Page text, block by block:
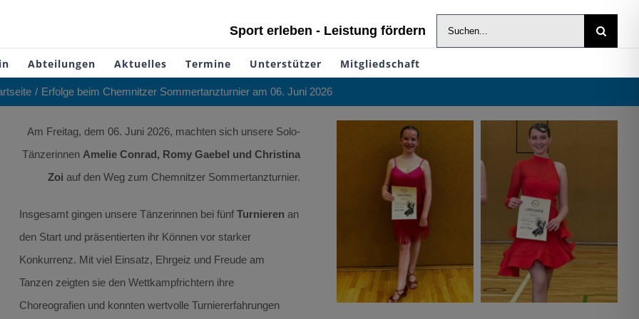
Sport erleben - Leistung fördern
Suche
nach:
Abteilungen Aktuelles Termine Unterstützer Mitgliedschaft
Erfolge beim Chemnitzer Sommertanzturnier am 06. Juni 2026
Am Freitag, dem 06. Juni 2026, machten sich unsere Solo-
Tänzerinnen Amelie Conrad, Romy Gaebel und Christina
Zoi auf den Weg zum Chemnitzer Sommertanzturnier.
Insgesamt gingen unsere Tänzerinnen bei fünf Turnieren an
den Start und präsentierten ihr Können vor starker
Konkurrenz. Mit viel Einsatz, Ehrgeiz und Freude am
Tanzen zeigten sie den Wettkampfrichtern ihre
Choreografien und konnten wertvolle Turniererfahrungen